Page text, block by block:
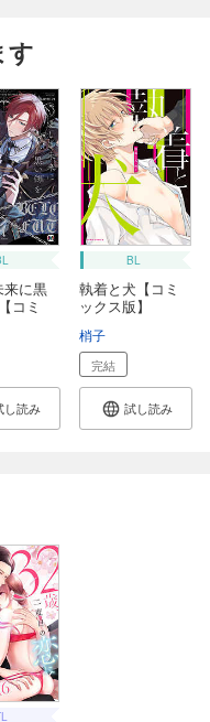
す
来に黒
コミ
し読み
BL
執着と犬【コミ
ックス版】
梢子
完結
試し読み